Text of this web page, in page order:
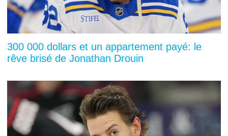
300 000 dollars et un appartement payé: le
rêve brisé de Jonathan Drouin